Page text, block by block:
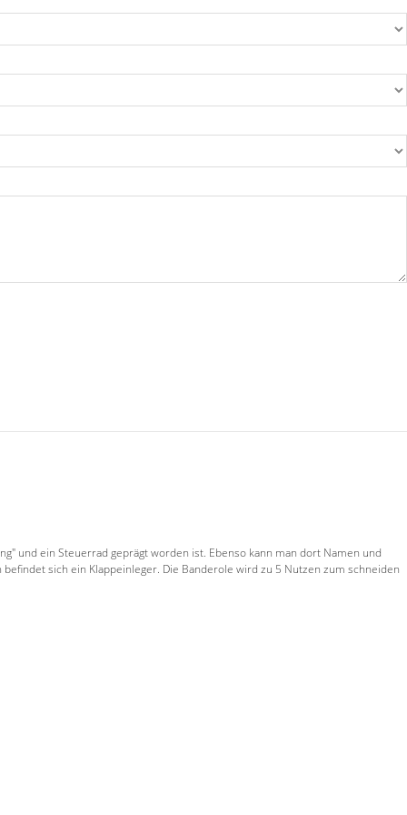
und ein Steuerrad geprägt worden ist. Ebenso kann man dort Namen und
sich ein Klappeinleger. Die Banderole wird zu 5 Nutzen zum schneiden